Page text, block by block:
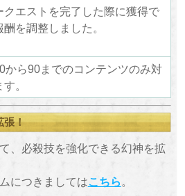
クエストを完了した際に獲得で
酬を調整しました。
ら90までのコンテンツのみ対
。
張！
、必殺技を強化できる幻神を拡
につきましてはこちら 。